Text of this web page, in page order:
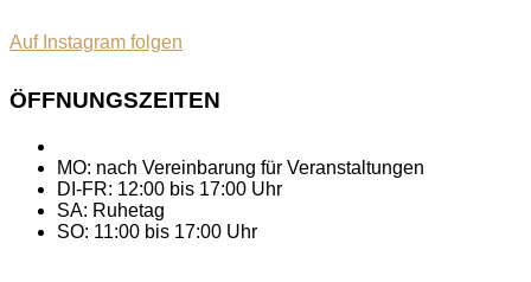
Auf Instagram folgen
ÖFFNUNGSZEITEN
MO: nach Vereinbarung für Veranstaltungen
DI-FR: 12:00 bis 17:00 Uhr
SA: Ruhetag
SO: 11:00 bis 17:00 Uhr